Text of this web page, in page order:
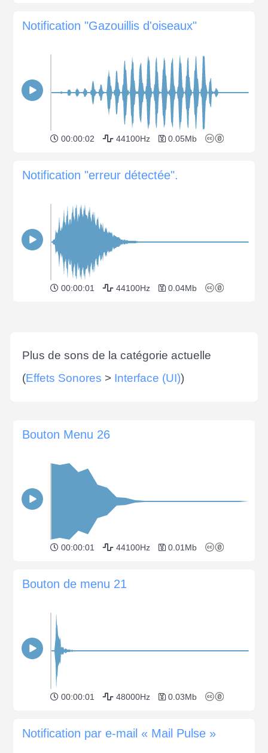
Notification "Gazouillis d'oiseaux"
00:00:02 44100Hz 0.05Mb
Notification "erreur détectée".
00:00:01 44100Hz 0.04Mb
Plus de sons de la catégorie actuelle
(Effets Sonores > Interface (UI))
Bouton Menu 26
00:00:01 44100Hz 0.01Mb
Bouton de menu 21
00:00:01 48000Hz 0.03Mb
Notification par e-mail « Mail Pulse »